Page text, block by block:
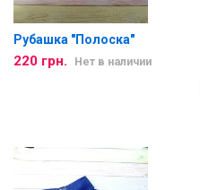
Рубашка "Полоска"
220 грн. Нет в наличии